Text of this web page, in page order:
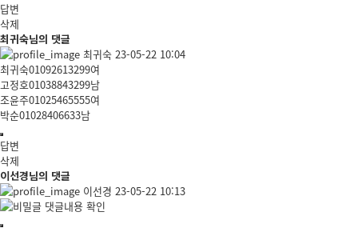
답변
삭제
최귀숙님의 댓글
최귀숙 23-05-22 10:04
최귀숙01092613299여
고정호01038843299남
조윤주01025465555여
박순01028406633남
답변
삭제
이선경님의 댓글
이선경 23-05-22 10:13
댓글내용 확인